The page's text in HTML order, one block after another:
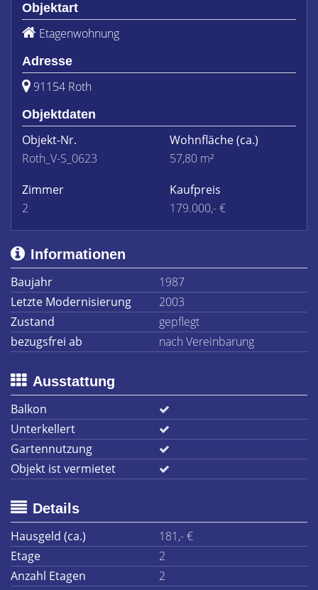
Objektart
Etagenwohnung
Adresse
91154 Roth
Objektdaten
Objekt-Nr.
Roth_V-S_0623
Wohnfläche(ca.)
57,80 m²
Zimmer
2
Kaufpreis
179.000,- €
Informationen
Baujahr
1987
Letzte Modernisierung
2003
Zustand
gepflegt
bezugsfrei ab
nach Vereinbarung
Ausstattung
Balkon
Unterkellert
Gartennutzung
Objekt ist vermietet
Details
Hausgeld (ca.)
181,- €
Etage
2
Anzahl Etagen
2